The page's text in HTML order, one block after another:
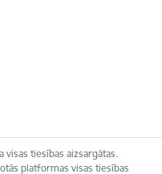
tiesības aizsargātas.
platformas visas tiesības